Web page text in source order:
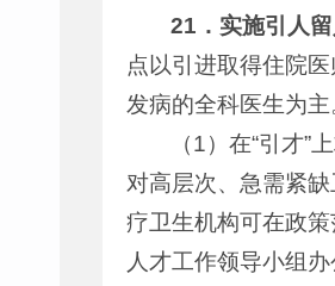
21 ． 实施引人
点以引进取得住院
发病的全科医生为主
（1）在“引才
对高层次、急需紧
疗卫生机构可在政
人才工作领导小组